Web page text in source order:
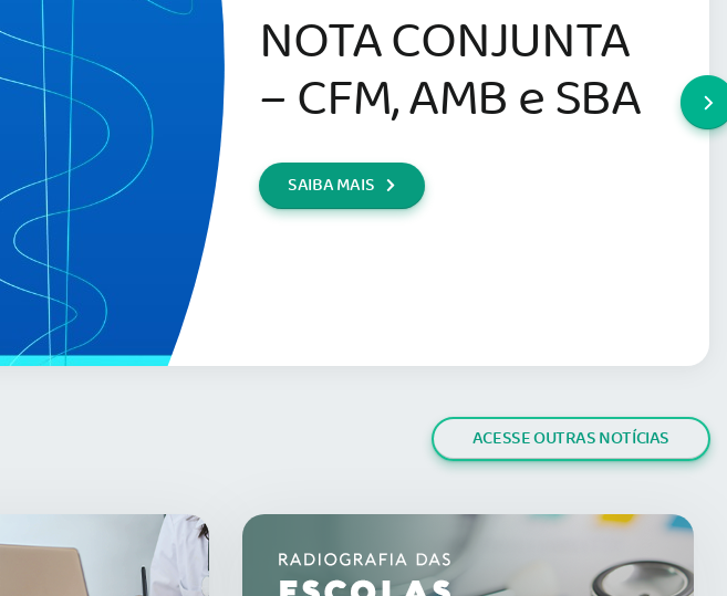
NOTA CONJUNTA
– CFM, AMB e SBA
SAIBA MAIS
ACESSE OUTRAS NOTÍCIAS